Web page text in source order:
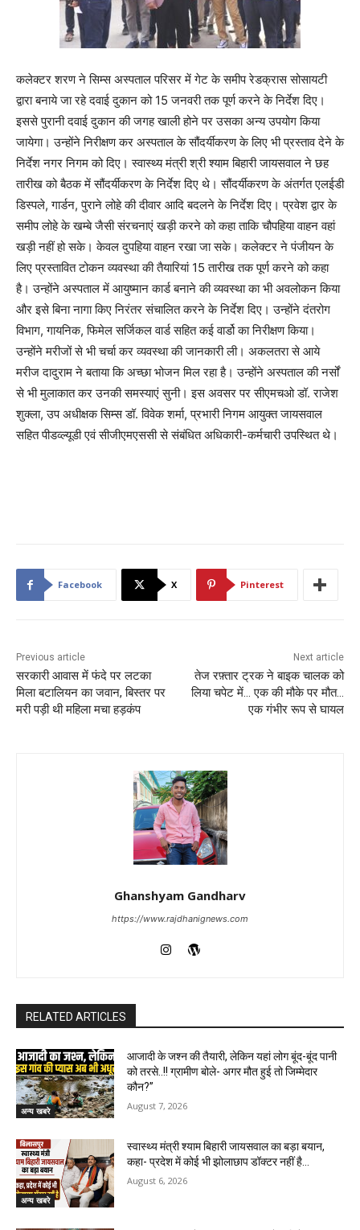
कलेक्टर शरण ने सिम्स अस्पताल परिसर में गेट के समीप रेडक्रास सोसायटी
द्वारा बनाये जा रहे दवाई दुकान को 15 जनवरी तक पूर्ण करने के निर्देश दिए।
इससे पुरानी दवाई दुकान की जगह खाली होने पर उसका अन्य उपयोग किया
जायेगा। उन्होंने निरीक्षण कर अस्पताल के सौंदर्यीकरण के लिए भी प्रस्ताव देने के
निर्देश नगर निगम को दिए। स्वास्थ्य मंत्री श्री श्याम बिहारी जायसवाल ने छह
तारीख को बैठक में सौंदर्यीकरण के निर्देश दिए थे। सौंदर्यीकरण के अंतर्गत एलईडी
डिस्पले, गार्डन, पुराने लोहे की दीवार आदि बदलने के निर्देश दिए। प्रवेश द्वार के
समीप लोहे के खम्बे जैसी संरचनाएं खड़ी करने को कहा ताकि चौपहिया वाहन वहां
खड़ी नहीं हो सके। केवल दुपहिया वाहन रखा जा सके। कलेक्टर ने पंजीयन के
लिए प्रस्तावित टोकन व्यवस्था की तैयारियां 15 तारीख तक पूर्ण करने को कहा
है। उन्होंने अस्पताल में आयुष्मान कार्ड बनाने की व्यवस्था का भी अवलोकन किया
और इसे बिना नागा किए निरंतर संचालित करने के निर्देश दिए। उन्होंने दंतरोग
विभाग, गायनिक, फिमेल सर्जिकल वार्ड सहित कई वार्डो का निरीक्षण किया।
उन्होंने मरीजों से भी चर्चा कर व्यवस्था की जानकारी ली। अकलतरा से आये
मरीज दादुराम ने बताया कि अच्छा भोजन मिल रहा है। उन्होंने अस्पताल की नर्सों
से भी मुलाकात कर उनकी समस्याएं सुनी। इस अवसर पर सीएमचओ डॉ. राजेश
शुक्ला, उप अधीक्षक सिम्स डॉ. विवेक शर्मा, प्रभारी निगम आयुक्त जायसवाल
सहित पीडव्ल्यूडी एवं सीजीएमएससी से संबंधित अधिकारी-कर्मचारी उपस्थित थे।
Facebook X Pinterest
Previous article
सरकारी आवास में फंदे पर लटका
मिला बटालियन का जवान, बिस्तर पर
मरी पड़ी थी महिला मचा हड़कंप
Next article
तेज रफ़्तार ट्रक ने बाइक चालक को
लिया चपेट में… एक की मौके पर मौत…
एक गंभीर रूप से घायल
Ghanshyam Gandharv
https://www.rajdhanignews.com
RELATED ARTICLES
अन्य खबरे
आजादी के जश्न की तैयारी, लेकिन यहां लोग बूंद-बूंद पानी
को तरसे..!! ग्रामीण बोले- अगर मौत हुई तो जिम्मेदार
कौन?”
August 7, 2026
अन्य खबरे
स्वास्थ्य मंत्री श्याम बिहारी जायसवाल का बड़ा बयान,
कहा- प्रदेश में कोई भी झोलाछाप डॉक्टर नहीं है…
August 6, 2026